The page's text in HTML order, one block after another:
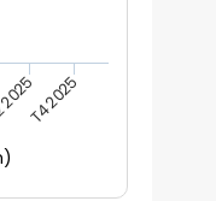
T4 2025